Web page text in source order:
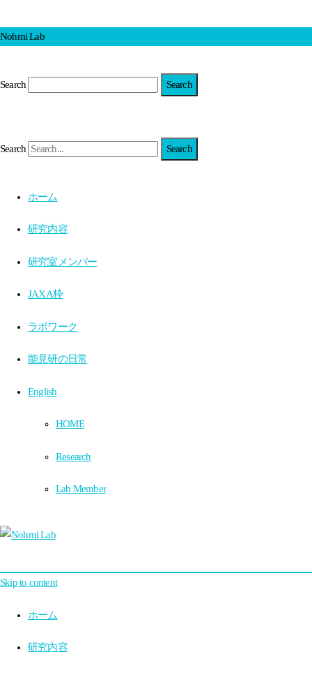
Nohmi Lab
Search
Search
ホーム
研究内容
研究室メンバー
JAXA枠
ラボワーク
能見研の日常
English
HOME
Research
Lab Member
Skip to content
ホーム
研究内容